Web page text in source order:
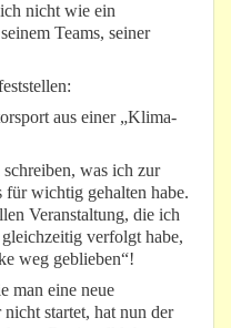
nicht wie ein
Teams, seiner
aus einer „Klima-
was ich zur
für wichtig gehalten habe.
Veranstaltung, die ich
verfolgt habe,
weg geblieben“!
man eine neue
startet, hat nun der